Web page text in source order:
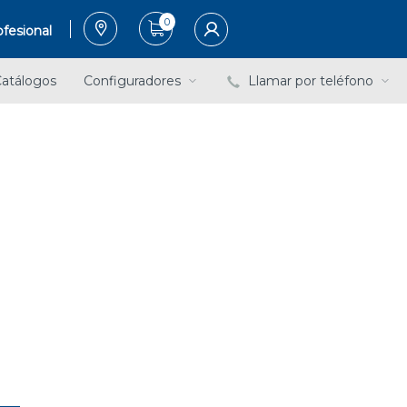
0
Configuradores Llamar por teléfono